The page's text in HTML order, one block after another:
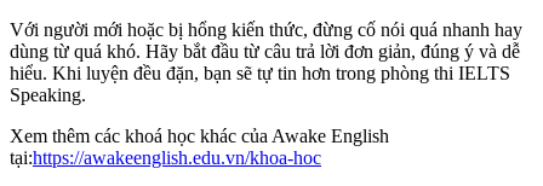
Với người mới hoặc bị hổng kiến thức, đừng cố nói quá nhanh hay
dùng từ quá khó. Hãy bắt đầu từ câu trả lời đơn giản, đúng ý và dễ
hiểu. Khi luyện đều đặn, bạn sẽ tự tin hơn trong phòng thi IELTS
Speaking.
Xem thêm các khoá học khác của Awake English
tại:https://awakeenglish.edu.vn/khoa-hoc